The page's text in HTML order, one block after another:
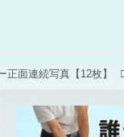
面連続写真【12枚】